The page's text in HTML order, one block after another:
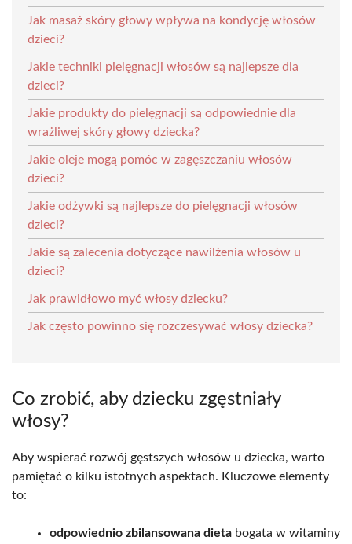
Jak masaż skóry głowy wpływa na kondycję włosów
dzieci?
Jakie techniki pielęgnacji włosów są najlepsze dla
dzieci?
Jakie produkty do pielęgnacji są odpowiednie dla
wrażliwej skóry głowy dziecka?
Jakie oleje mogą pomóc w zagęszczaniu włosów
dzieci?
Jakie odżywki są najlepsze do pielęgnacji włosów
dzieci?
Jakie są zalecenia dotyczące nawilżenia włosów u
dzieci?
Jak prawidłowo myć włosy dziecku?
Jak często powinno się rozczesywać włosy dziecka?
Co zrobić, aby dziecku zgęstniały
włosy?
Aby wspierać rozwój gęstszych włosów u dziecka, warto
pamiętać o kilku istotnych aspektach. Kluczowe elementy
to:
odpowiednio zbilansowana dieta bogata w witaminy